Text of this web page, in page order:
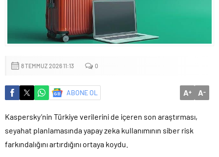
8 TEMMUZ 2026 11:13 0
ABONE OL A+ A-
Kaspersky’nin Türkiye verilerini de içeren son araştırması,
seyahat planlamasında yapay zeka kullanımının siber risk
farkındalığını artırdığını ortaya koydu.